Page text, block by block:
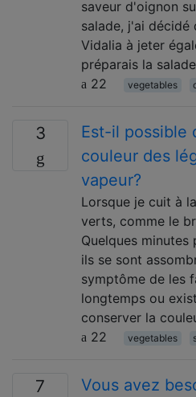
saveur d'oignon
salade, j'ai décidé
Vidalia à jeter
préparais la
22
vegetables
3
Est-il possible
couleur des
vapeur?
Lorsque je cuit à
verts, comme le
Quelques
ils se sont
symptôme de les
longtemps ou
conserver la
22
vegetables
7
Vous avez